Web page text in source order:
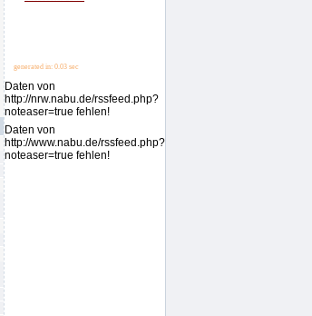
generated in: 0.03 sec
Daten von
http://nrw.nabu.de/rssfeed.php?
noteaser=true fehlen!
Daten von
http://www.nabu.de/rssfeed.php?
noteaser=true fehlen!